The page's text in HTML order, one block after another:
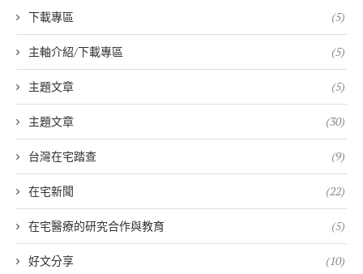
下載專區 (5)
主軸介紹/下載專區 (5)
主題文章 (5)
主題文章 (30)
台灣在宅踏查 (9)
在宅新聞 (22)
在宅醫療的研究合作與教育 (5)
好文分享 (10)